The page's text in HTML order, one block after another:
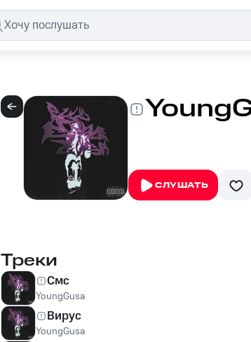
СЛУШАТЬ
Треки
Смс
YoungGusa
Вирус
YoungGusa